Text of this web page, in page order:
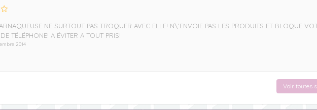
NE SURTOUT PAS TROQUER AVEC ELLE! N\'ENVOIE PAS LES PRODUITS ET BLOQUE
TÉLÉPHONE! A ÉVITER A TOUT PRIS!
2014
Voir toutes